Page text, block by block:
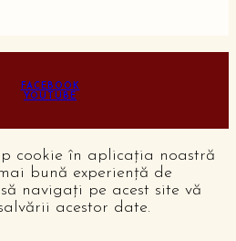
FACEBOOK
YOUTUBE
cookie în aplicația noastră
bună experiență de
navigați pe acest site vă
acestor date.